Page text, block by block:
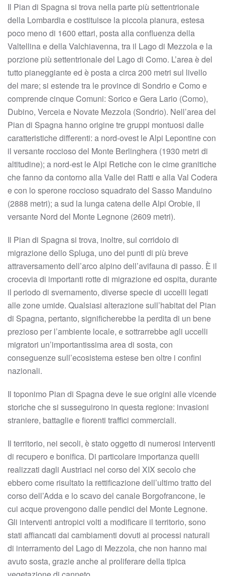
Il Pian di Spagna si trova nella parte più settentrionale
della Lombardia e costituisce la piccola pianura, estesa
poco meno di 1600 ettari, posta alla confluenza della
Valtellina e della Valchiavenna, tra il Lago di Mezzola e la
porzione più settentrionale del Lago di Como. L’area è del
tutto pianeggiante ed è posta a circa 200 metri sul livello
del mare; si estende tra le province di Sondrio e Como e
comprende cinque Comuni: Sorico e Gera Lario (Como),
Dubino, Verceia e Novate Mezzola (Sondrio). Nell’area del
Pian di Spagna hanno origine tre gruppi montuosi dalle
caratteristiche differenti: a nord-ovest le Alpi Lepontine con
il versante roccioso del Monte Berlinghera (1930 metri di
altitudine); a nord-est le Alpi Retiche con le cime granitiche
che fanno da contorno alla Valle dei Ratti e alla Val Codera
e con lo sperone roccioso squadrato del Sasso Manduino
(2888 metri); a sud la lunga catena delle Alpi Orobie, il
versante Nord del Monte Legnone (2609 metri).
Il Pian di Spagna si trova, inoltre, sul corridoio di
migrazione dello Spluga, uno dei punti di più breve
attraversamento dell’arco alpino dell’avifauna di passo. È il
crocevia di importanti rotte di migrazione ed ospita, durante
il periodo di svernamento, diverse specie di uccelli legati
alle zone umide. Qualsiasi alterazione sull’habitat del Pian
di Spagna, pertanto, significherebbe la perdita di un bene
prezioso per l’ambiente locale, e sottrarrebbe agli uccelli
migratori un’importantissima area di sosta, con
conseguenze sull’ecosistema estese ben oltre i confini
nazionali.
Il toponimo Pian di Spagna deve le sue origini alle vicende
storiche che si susseguirono in questa regione: invasioni
straniere, battaglie e fiorenti traffici commerciali.
Il territorio, nei secoli, è stato oggetto di numerosi interventi
di recupero e bonifica. Di particolare importanza quelli
realizzati dagli Austriaci nel corso del XIX secolo che
ebbero come risultato la rettificazione dell’ultimo tratto del
corso dell’Adda e lo scavo del canale Borgofrancone, le
cui acque provengono dalle pendici del Monte Legnone.
Gli interventi antropici volti a modificare il territorio, sono
stati affiancati dai cambiamenti dovuti ai processi naturali
di interramento del Lago di Mezzola, che non hanno mai
avuto sosta, grazie anche al proliferare della tipica